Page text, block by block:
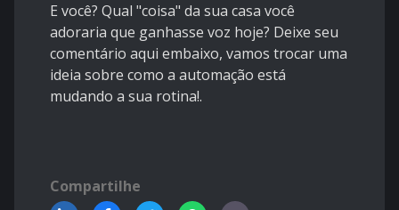
E você? Qual "coisa" da sua casa você
adoraria que ganhasse voz hoje? Deixe seu
comentário aqui embaixo, vamos trocar uma
ideia sobre como a automação está
mudando a sua rotina!.
Compartilhe